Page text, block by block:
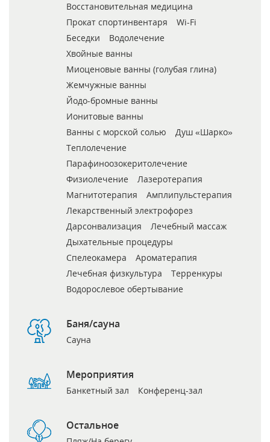
Восстановительная медицина
Прокат спортинвентаря
Wi-Fi
Беседки
Водолечение
Хвойные ванны
Миоценовые ванны (голубая глина)
Жемчужные ванны
Йодо-бромные ванны
Ионитовые ванны
Ванны с морской солью
Душ «Шарко»
Теплолечение
Парафиноозокеритолечение
Физиолечение
Лазеротерапия
Магнитотерапия
Амплипульстерапия
Лекарственный электрофорез
Дарсонвализация
Лечебный массаж
Дыхательные процедуры
Спелеокамера
Ароматерапия
Лечебная физкультура
Терренкуры
Водорослевое обертывание
Баня/сауна
Сауна
Мероприятия
Банкетный зал Конференц-зал
Остальное